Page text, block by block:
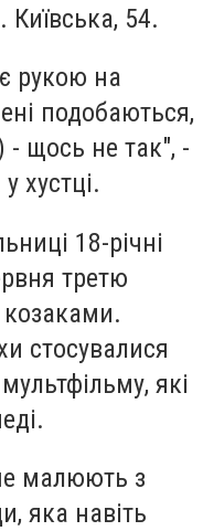
Київська, 54.
рукою на
подобаються,
- щось не так", -
хустці.
18-річні
третю
козаками.
стосувалися
які
малюють з
яка навіть